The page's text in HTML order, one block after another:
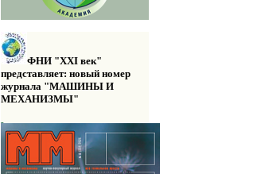
ФНИ "XXI век"
представляет: новый номер
журнала "МАШИНЫ И
МЕХАНИЗМЫ"